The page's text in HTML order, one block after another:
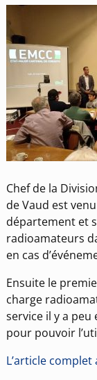
Chef de la
de Vaud est
département et
radioamateurs
en cas
Ensuite le
charge
service il y a peu
pour pouvoir
L’article